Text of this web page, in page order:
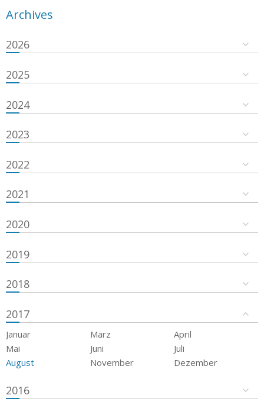
Archives
2026
2025
2024
2023
2022
2021
2020
2019
2018
2017
Januar März
April
Mai
Juni
Juli
August
November Dezember
2016